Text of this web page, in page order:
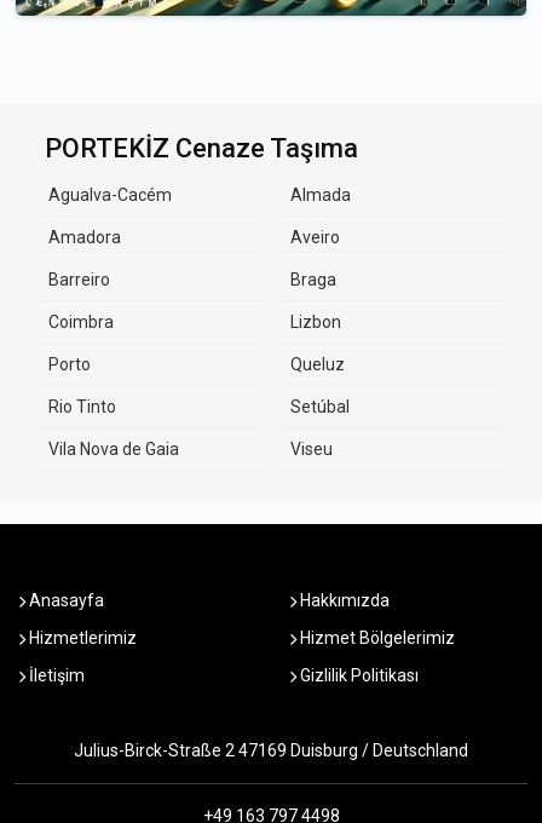
PORTEKİZ Cenaze Taşıma
Agualva-Cacém Almada
Amadora Aveiro
Barreiro Braga
Coimbra Lizbon
Porto Queluz
Rio Tinto Setúbal
Vila Nova de Gaia Viseu
Anasayfa
Hakkımızda
Hizmetlerimiz
Hizmet Bölgelerimiz
İletişim
Gizlilik Politikası
Julius-Birck-Straße 2 47169 Duisburg / Deutschland
+49 163 797 4498